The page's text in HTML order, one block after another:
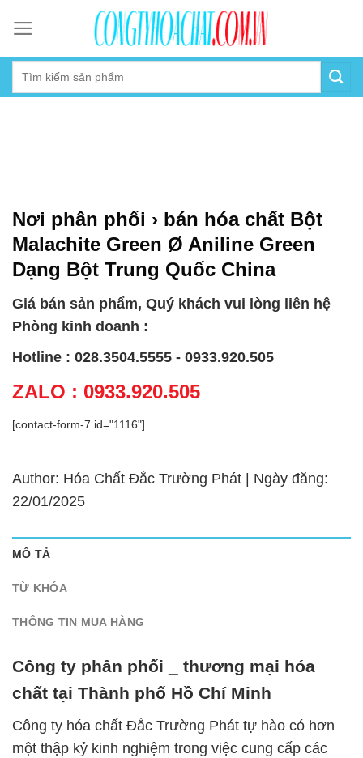
content
Nơi phân phối › bán hóa chất Bột
Malachite Green Ø Aniline Green
Dạng Bột Trung Quốc China
Giá bán sản phẩm, Quý khách vui lòng liên hệ
Phòng kinh doanh :
Hotline : 028.3504.5555 - 0933.920.505
ZALO : 0933.920.505
[contact-form-7 id="1116"]
Author: Hóa Chất Đắc Trường Phát | Ngày đăng:
22/01/2025
MÔ TẢ
TỪ KHÓA
THÔNG TIN MUA HÀNG
Công ty phân phối _ thương mại hóa
chất tại Thành phố Hồ Chí Minh
Công ty hóa chất Đắc Trường Phát tự hào có hơn
một thập kỷ kinh nghiệm trong việc cung cấp các